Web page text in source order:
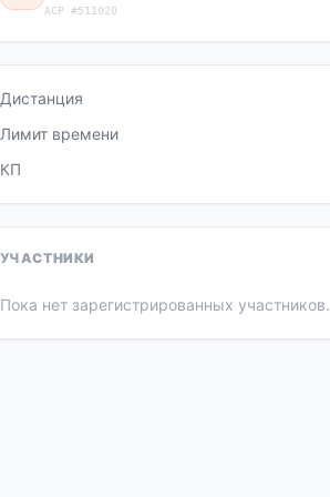
ACP #511020
Дистанция
Лимит времени
КП
УЧАСТНИКИ
Пока нет зарегистрированных участников.